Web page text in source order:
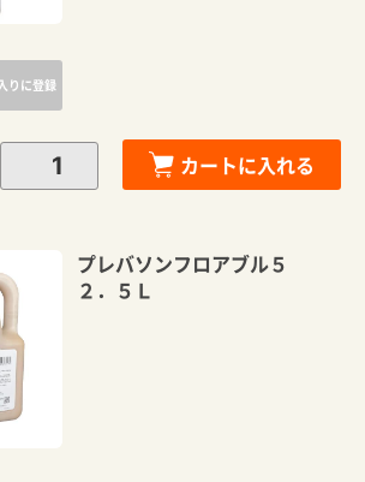
りに登録
カートに入れる
プレバソンフロアブル５
２．５Ｌ